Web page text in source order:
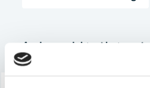
Andra produkter i kategorin